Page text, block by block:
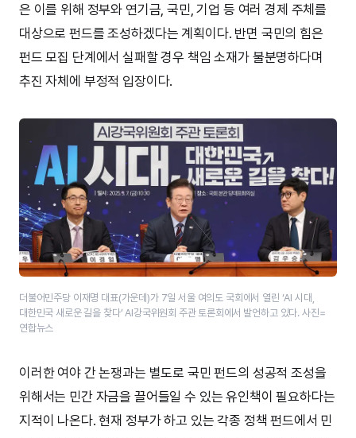
은 이를 위해 정부와 연기금, 국민, 기업 등 여러 경제 주체를
대상으로 펀드를 조성하겠다는 계획이다. 반면 국민의 힘은
펀드 모집 단계에서 실패할 경우 책임 소재가 불분명하다며
추진 자체에 부정적 입장이다.
더불어민주당 이재명 대표(가운데)가 7일 서울 여의도 국회에서 열린 ‘AI 시대,
대한민국 새로운 길을 찾다’ AI강국위원회 주관 토론회에서 발언하고 있다. 사진=
연합뉴스
이러한 여야 간 논쟁과는 별도로 국민 펀드의 성공적 조성을
위해서는 민간 자금을 끌어들일 수 있는 유인책이 필요하다는
지적이 나온다. 현재 정부가 하고 있는 각종 정책 펀드에서 민